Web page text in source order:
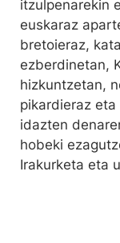
itzulpenarekin
euskaraz
bretoieraz,
ezberdinetan,
hizkuntzetan,
pikardieraz
idazten
hobeki
Irakurketa eta